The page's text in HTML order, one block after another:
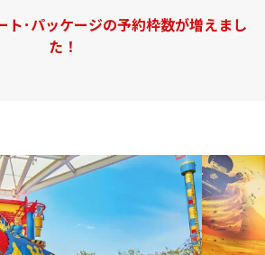
ト･パッケージの予約枠数が増えまし
た！